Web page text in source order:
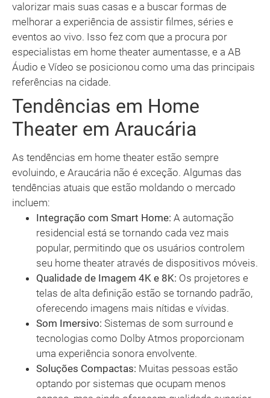
valorizar mais suas casas e a buscar formas de
melhorar a experiência de assistir filmes, séries e
eventos ao vivo. Isso fez com que a procura por
especialistas em home theater aumentasse, e a AB
Áudio e Vídeo se posicionou como uma das principais
referências na cidade.
Tendências em Home
Theater em Araucária
As tendências em home theater estão sempre
evoluindo, e Araucária não é exceção. Algumas das
tendências atuais que estão moldando o mercado
incluem:
Integração com Smart Home: A automação
residencial está se tornando cada vez mais
popular, permitindo que os usuários controlem
seu home theater através de dispositivos móveis.
Qualidade de Imagem 4K e 8K: Os projetores e
telas de alta definição estão se tornando padrão,
oferecendo imagens mais nítidas e vívidas.
Som Imersivo: Sistemas de som surround e
tecnologias como Dolby Atmos proporcionam
uma experiência sonora envolvente.
Soluções Compactas: Muitas pessoas estão
optando por sistemas que ocupam menos